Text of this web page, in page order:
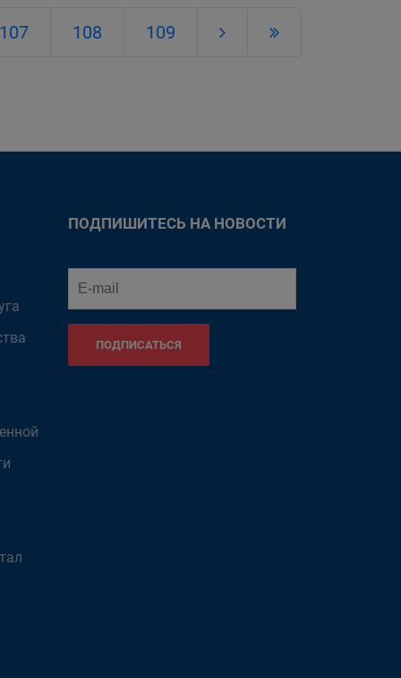
107 108 109
ПОДПИШИТЕСЬ НА НОВОСТИ
ПОДПИСАТЬСЯ